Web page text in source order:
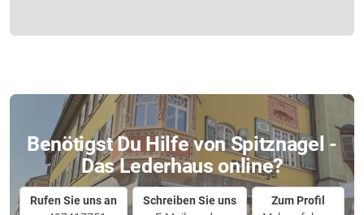
Benötigst Du Hilfe von Spitznagel -
Das Lederhaus online?
Rufen Sie uns an
Schreiben Sie uns
Zum Profil